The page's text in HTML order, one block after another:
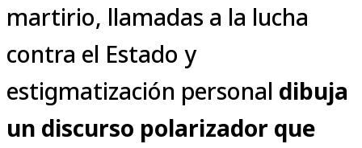
martirio, llamadas a la lucha
contra el Estado y
estigmatización personal dibuja
un discurso polarizador que